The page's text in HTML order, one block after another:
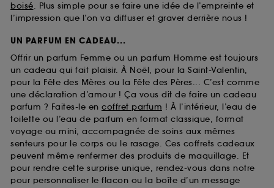
boisé. Plus simple pour se faire une idée de l’empreinte et
l’impression que l’on va diffuser et graver derrière nous !
UN PARFUM EN CADEAU...
Offrir un parfum Femme ou un parfum Homme est toujours
un cadeau qui fait plaisir. À Noël, pour la Saint-Valentin,
pour la Fête des Mères ou la Fête des Pères... C’est comme
une déclaration d’amour ! Ça vous dit de faire un cadeau
parfum ? Faites-le en coffret parfum ! À l’intérieur, l’eau de
toilette ou l’eau de parfum en format classique, format
voyage ou mini, accompagnée de soins aux mêmes
senteurs pour le corps ou le rasage. Ces coffrets cadeaux
peuvent même renfermer des produits de maquillage. Et
pour rendre cette surprise unique, rendez-vous dans notre
pour personnaliser le flacon ou la boîte d’un message